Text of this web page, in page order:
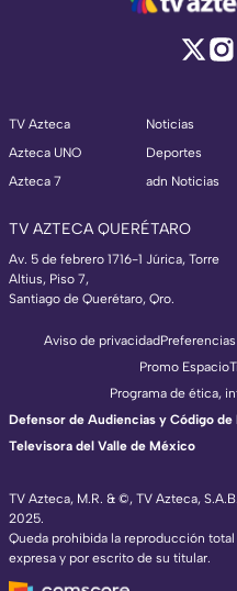
TV Azteca
Azteca UNO
Azteca 7
Noticias
Deportes
adn Noticias
TV AZTECA QUERÉTARO
Av. 5 de febrero 1716-1 Júrica, Torre
Altius, Piso 7,
Santiago de Querétaro, Qro.
TV Azteca, M.R. & ©, TV Azteca,
2025.
Queda prohibida la reproducción
expresa y por escrito de su titular.
Aviso de privacidad
Promo Espacio
Programa de ética,
Defensor de Audiencias y Código
Televisora del Valle de México